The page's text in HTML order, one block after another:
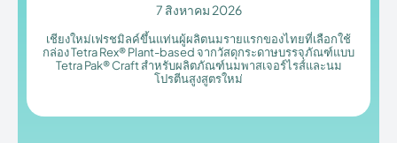
7 สิงหาคม 2026
เชียงใหม่เฟรชมิลค์ขึ้นแท่นผู้ผลิตนมรายแรกของไทยที่เลือกใช้
กล่อง Tetra Rex® Plant-based จากวัสดุกระดาษบรรจุภัณฑ์แบบ
Tetra Pak® Craft สำหรับผลิตภัณฑ์นมพาสเจอร์ไรส์และนม
โปรตีนสูงสูตรใหม่